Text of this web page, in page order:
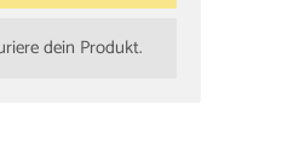
dein Produkt.